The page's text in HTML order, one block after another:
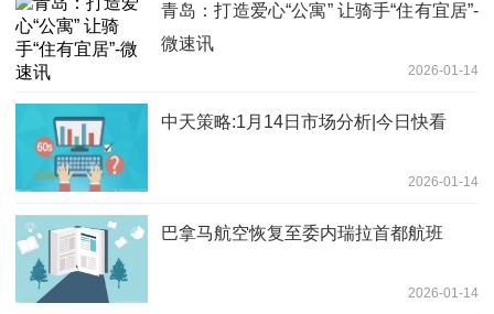
青岛：打造爱心“公寓” 让骑手“住有宜居”-
微速讯
2026-01-14
中天策略:1月14日市场分析|今日快看
2026-01-14
巴拿马航空恢复至委内瑞拉首都航班
2026-01-14